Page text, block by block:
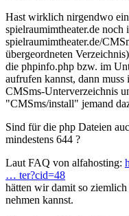
Hast wirklich nirgendwo
spielraumimtheater.de
spielraumimtheater.de/
übergeordneten
die phpinfo.php bzw. im
aufrufen kannst, dann
CMSms-Unterverzeichnis
"CMSms/install" jemand
Sind für die php Dateien
mindestens 644 ?
Laut FAQ von alfahosting:
… ter?cid=48
hätten wir damit so
nehmen kannst.